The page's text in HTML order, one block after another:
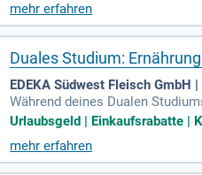
mehr erfahren
Duales Studium:
EDEKA Südwest Fleisch
Während deines Dualen
e Herstellung und Verpackung
läufst du wesentliche
duktion oder Verwaltung auf
Urlaubsgeld | Einkaufsrabatte |
mehr erfahren